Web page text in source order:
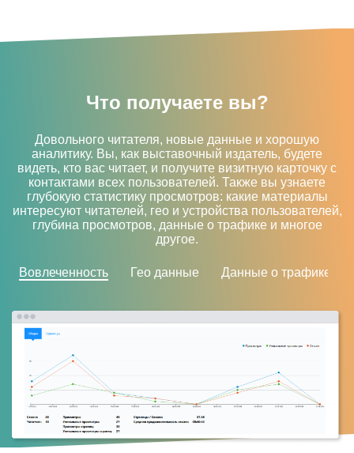
Что получаете вы?
Довольного читателя, новые данные и хорошую
аналитику. Вы, как выставочный издатель, будете
видеть, кто вас читает, и получите визитную карточку с
контактами всех пользователей. Также вы узнаете
глубокую статистику просмотров: какие материалы
интересуют читателей, гео и устройства пользователей,
глубина просмотров, данные о трафике и многое
другое.
Вовлеченность Гео данные Данные о трафике